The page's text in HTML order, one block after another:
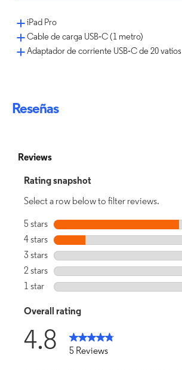
iPad Pro
Cable de carga USB‑C (1 metro)
Adaptador de corriente USB‑C de 20 vatios
Reseñas